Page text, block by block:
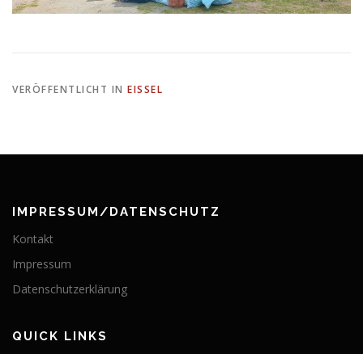
VERÖFFENTLICHT IN EISSEL
IMPRESSUM/DATENSCHUTZ
Kontakt
Impressum
Datenschutzerklärung
QUICK LINKS